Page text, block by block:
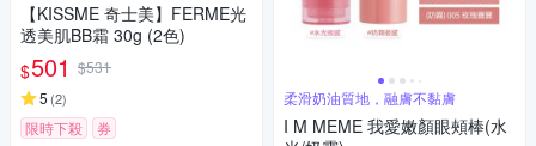
【KISSME 奇士美】FERME光
透美肌BB霜 30g (2色)
$501 $531
5 (2)
限時下殺 券
柔滑奶油質地，融膚不黏膚
I M MEME 我愛嫩顏眼頰棒(水